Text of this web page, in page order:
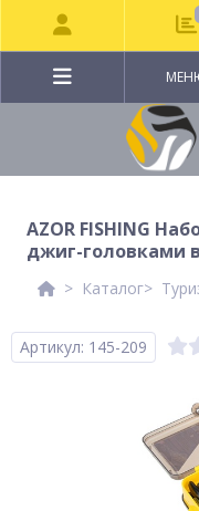
AZOR FISHING
джиг-головками
Каталог
Артикул: 145-209